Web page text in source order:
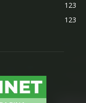
123
123